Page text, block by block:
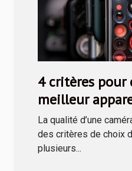
4 critères pour
meilleur
téléphone
La qualité d’une
des critères de choix
plusieurs...